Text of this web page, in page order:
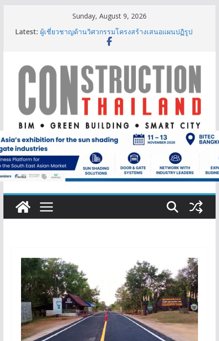
Sunday, August 9, 2026
Latest: ผู้เชี่ยวชาญด้านวิศวกรรมโครงสร้างเสนอแผนปฏิรูป
มาตรฐานตั้งแต่การออกแบบถึงการตรวจสอบอาคารไทย
เติบโต 377% ชี้ดีมานด์ภูเก็ตยังแกร่ง
BCT Expo 2026 ชูแนวคิด “Empowering Net Zero in
Construction & Mining” ขับเคลื่อนอุตสาหกรรม
ก่อสร้างและเหมืองแร่สู่สังคมคาร์บอนต่ำอย่างยั่งยืน
ลลิล พร็อพเพอร์ตี้ ก้าวสู่ปีที่ 40 ยึดลูกค้าเป็นศูนย์กลาง
IHG Hotels & Resorts เปิดตัว ฮอลิเดย์ อินน์ เอ็กซ์เพรส
อ่าวนางแห่งแรกในกระบี่